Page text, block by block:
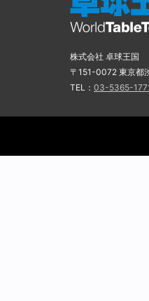
株式会社 卓球王国
〒151-0072 東京都
TEL： 03-5365-